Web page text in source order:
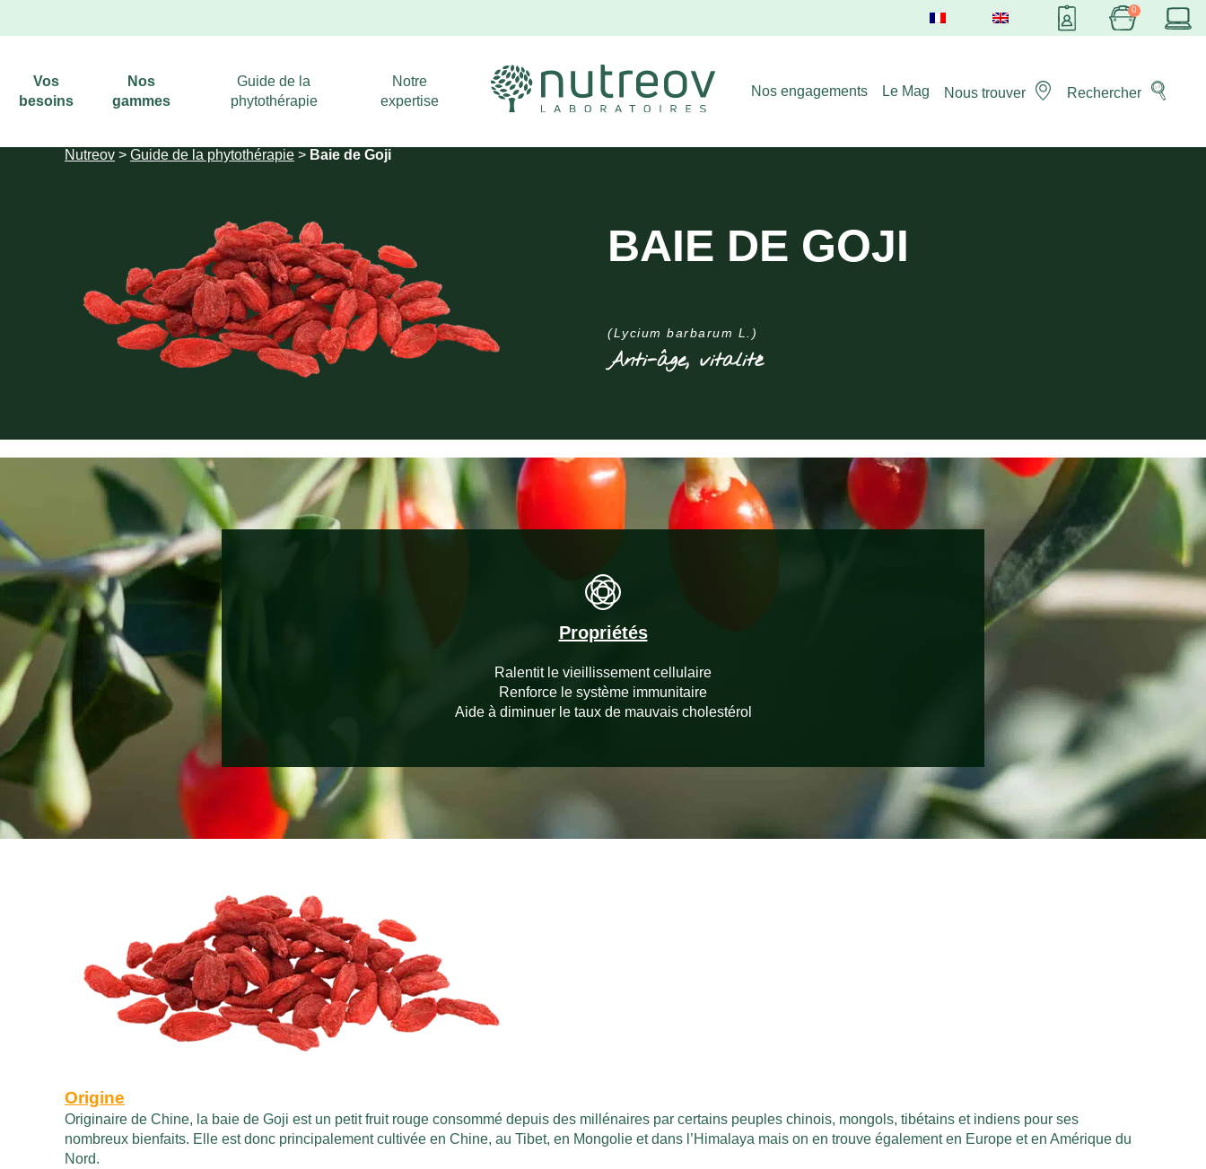
Vos
besoins
Nos
gammes
Guide de la
phytothérapie
Notre
expertise
Nos engagements Le Mag Nous trouver Rechercher
Nutreov > Guide de la phytothérapie > Baie de Goji
BAIE DE GOJI
(Lycium barbarum L.)
Anti-âge, vitalité
Propriétés
Ralentit le vieillissement cellulaire
Renforce le système immunitaire
Aide à diminuer le taux de mauvais cholestérol
Origine
Originaire de Chine, la baie de Goji est un petit fruit rouge consommé depuis des millénaires par certains peuples chinois, mongols, tibétains et indiens pour ses
nombreux bienfaits. Elle est donc principalement cultivée en Chine, au Tibet, en Mongolie et dans l’Himalaya mais on en trouve également en Europe et en Amérique du
Nord.